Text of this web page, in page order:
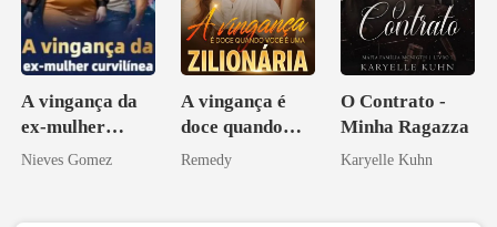
A vingança da
ex-mulher
curvilínea
Nieves Gomez
A vingança é
doce quando
você é uma
Remedy
O Contrato -
Minha Ragazza
Karyelle Kuhn